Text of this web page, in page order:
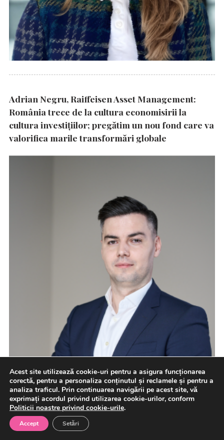
Adrian Negru, Raiffeisen Asset Management:
România trece de la cultura economisirii la
cultura investițiilor; pregătim un nou fond care va
valorifica marile transformări globale
Dobânzi de până la 7,50% la ediția FIDELIS din
luna august (MFP)
Acest site utilizează cookie-uri pentru a asigura funcționarea
corectă, pentru a personaliza conținutul și reclamele și pentru a
analiza traficul. Prin continuarea navigării pe acest site, vă
exprimați acordul privind utilizarea cookie-urilor, conform
Politicii noastre privind cookie-urile.
Accept Setări